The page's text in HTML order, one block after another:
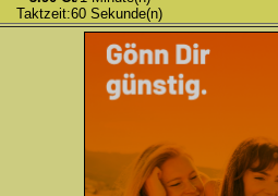
Taktzeit:60 Sekunde(n)